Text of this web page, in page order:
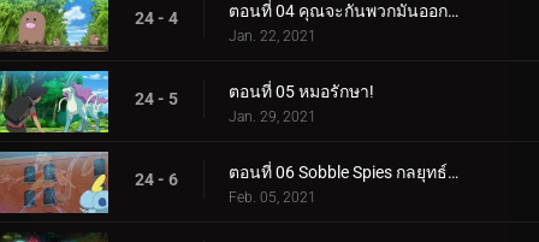
24 - 4 ตอนที่ 04 คุณจะกันพวกมันออกจากฟาร์มได้อย่างไร?
Jan. 22, 2021
24 - 5 ตอนที่ 05 หมอรักษา!
Jan. 29, 2021
24 - 6 ตอนที่ 06 Sobble Spies กลยุทธ์ลับๆ ล่อๆ!
Feb. 05, 2021